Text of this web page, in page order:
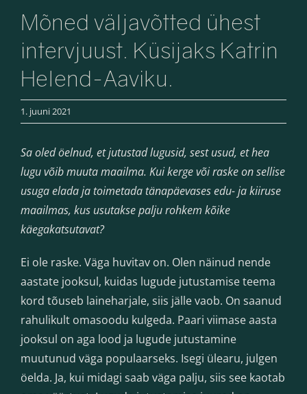
Mõned väljavõtted ühest
intervjuust. Küsijaks Katrin
Helend-Aaviku.
1. juuni 2021
Sa oled öelnud, et jutustad lugusid, sest usud, et hea
lugu võib muuta maailma. Kui kerge või raske on sellise
usuga elada ja toimetada tänapäevases edu- ja kiiruse
maailmas, kus usutakse palju rohkem kõike
käegakatsutavat?
Ei ole raske. Väga huvitav on. Olen näinud nende
aastate jooksul, kuidas lugude jutustamise teema
kord tõuseb laineharjale, siis jälle vaob. On saanud
rahulikult omasoodu kulgeda. Paari viimase aasta
jooksul on aga lood ja lugude jutustamine
muutunud väga populaarseks. Isegi ülearu, julgen
öelda. Ja, kui midagi saab väga palju, siis see kaotab